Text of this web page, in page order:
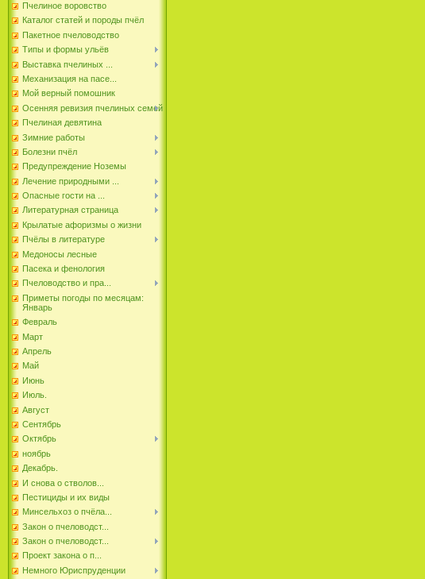
Пчелиное воровство
Каталог статей и породы пчёл
Пакетное пчеловодство
Типы и формы ульёв
Выставка пчелиных ...
Механизация на пасе...
Мой верный помошник
Осенняя ревизия пчелиных семей
Пчелиная девятина
Зимние работы
Болезни пчёл
Предупреждение Ноземы
Лечение природными ...
Опасные гости на ...
Литературная страница
Крылатые афоризмы о жизни
Пчёлы в литературе
Медоносы лесные
Пасека и фенология
Пчеловодство и пра...
Приметы погоды по месяцам:
Январь
Февраль
Март
Апрель
Май
Июнь
Июль.
Август
Сентябрь
Октябрь
ноябрь
Декабрь.
И снова о стволов...
Пестициды и их виды
Минсельхоз о пчёла...
Закон о пчеловодст...
Закон о пчеловодст...
Проект закона о п...
Немного Юриспруденции